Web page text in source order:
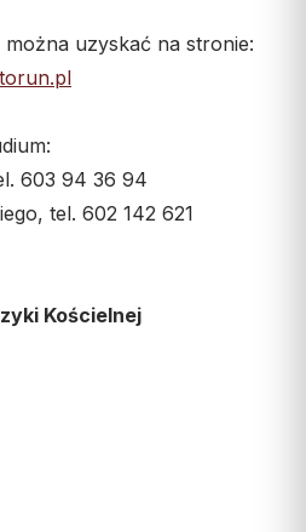
uzyskać na stronie:
603 94 36 94
tel. 602 142 621
Kościelnej